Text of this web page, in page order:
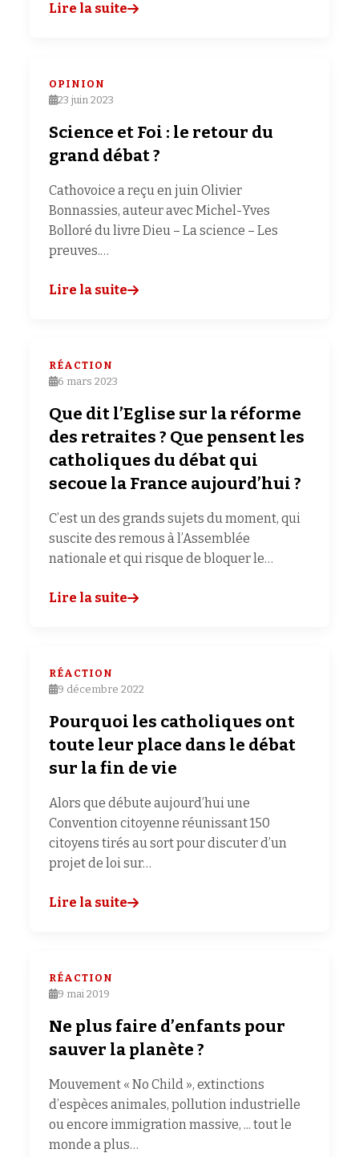
Lire la suite
OPINION
23 juin 2023
Science et Foi : le retour du
grand débat ?
Cathovoice a reçu en juin Olivier
Bonnassies, auteur avec Michel-Yves
Bolloré du livre Dieu – La science – Les
preuves.…
Lire la suite
RÉACTION
6 mars 2023
Que dit l’Eglise sur la réforme
des retraites ? Que pensent les
catholiques du débat qui
secoue la France aujourd’hui ?
C’est un des grands sujets du moment, qui
suscite des remous à l’Assemblée
nationale et qui risque de bloquer le…
Lire la suite
RÉACTION
9 décembre 2022
Pourquoi les catholiques ont
toute leur place dans le débat
sur la fin de vie
Alors que débute aujourd’hui une
Convention citoyenne réunissant 150
citoyens tirés au sort pour discuter d’un
projet de loi sur…
Lire la suite
RÉACTION
9 mai 2019
Ne plus faire d’enfants pour
sauver la planète ?
Mouvement « No Child », extinctions
d’espèces animales, pollution industrielle
ou encore immigration massive, ... tout le
monde a plus…